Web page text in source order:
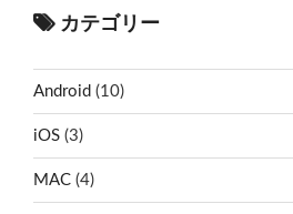
カテゴリー
Android (10)
iOS (3)
MAC (4)